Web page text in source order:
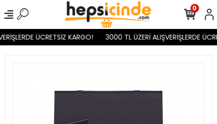
ÜCRETSİZ KARGO! 3000 TL ÜZERİ ALIŞVERİŞLERDE
0